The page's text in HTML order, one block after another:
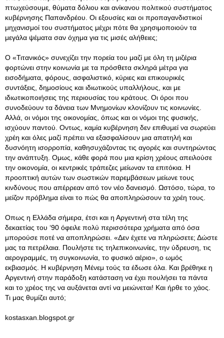
πτωχεύσουμε, θύματα δόλιου και ανίκανου πολιτικού συστήματος
κυβέρνησης Παπανδρέου. Οι εξουσίες και οι προπαγανδιστικοί
μηχανισμοί του συστήματος μέχρι πότε θα χρησιμοποιούν τα
μεγάλα ψέματα σαν όχημα για τις μισές αλήθειες;
Ο «Τιτανικός» συνεχίζει την πορεία του μαζί με όλη τη μιζέρια
φορτώνει στην κοινωνία με τα πρόσθετα σκληρά μέτρα για
εισοδήματα, φόρους, ασφαλιστικό, κύριες και επικουρικές
συντάξεις, δημοσίους και ιδιωτικούς υπαλλήλους, και με
ιδιωτικοποιήσεις της περιουσίας του κράτους. Οι όροι που
συνοδεύουν τα δάνεια των Μνημονίων κλονίζουν τις κοινωνίες.
Αλλά, οι νόμοι της οικονομίας, όπως και οι νόμοι της φυσικής,
ισχύουν παντού. Οντως, καμία κυβέρνηση δεν επιθυμεί να σωρεύει
χρέη και όλες μαζί πρέπει να εξασφαλίσουν μια απατηλή και
δυσνόητη ισορροπία, καθησυχάζοντας τις αγορές και συντηρώντας
την ανάπτυξη. Ομως, κάθε φορά που μια κρίση χρέους απειλούσε
την οικονομία, οι κεντρικές τράπεζες μείωναν τα επιτόκια. Η
προοπτική αυτών των σωστικών παρεμβάσεων μείωνε τους
κινδύνους που απέρρεαν από τον νέο δανεισμό. Ωστόσο, τώρα, το
μείζον πρόβλημα είναι το πώς θα αποπληρώσουν τα χρέη τους.
Οπως η Ελλάδα σήμερα, έτσι και η Αργεντινή στα τέλη της
δεκαετίας του ‘90 όφειλε πολύ περισσότερα χρήματα από όσα
μπορούσε ποτέ να αποπληρώσει. «Δεν έχετε να πληρώσετε; Δώστε
μας τα πετρέλαια. Πουλήστε τις τηλεπικοινωνίες, την ύδρευση, τις
αερογραμμές, τη συγκοινωνία, το φυσικό αέριο», ο ωμός
εκβιασμός. Η κυβέρνηση Μένεμ τούς τα έδωσε όλα. Και βρέθηκε η
Αργεντινή στην παράδοξη κατάσταση να έχει πουλήσει τα πάντα
και το χρέος της να αυξάνεται αντί να μειώνεται! Και ήρθε το χάος.
Τι μας θυμίζει αυτό;
kostasxan.blogspot.gr